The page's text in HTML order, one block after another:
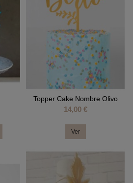
Topper Cake Nombre Olivo
14,00 €
Ver